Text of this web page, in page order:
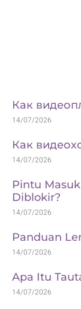
Как
14/07/2026
Как
14/07/2026
Pintu
Diblokir?
14/07/2026
Panduan
14/07/2026
Apa Itu
14/07/2026